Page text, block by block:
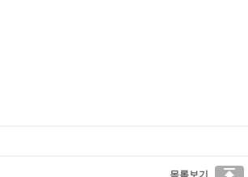
목록보기